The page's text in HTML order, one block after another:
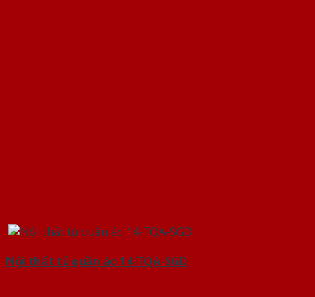
Nội thất tủ quần áo 14-TQA-SGD